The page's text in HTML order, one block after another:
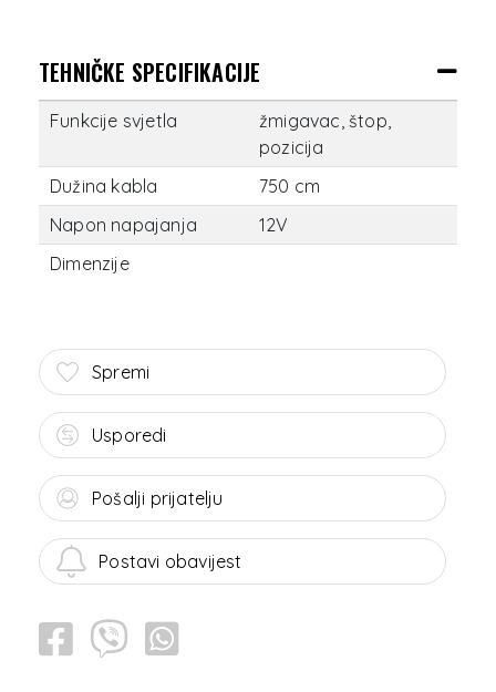
TEHNIČKE SPECIFIKACIJE
Funkcije svjetla
žmigavac, štop,
pozicija
Dužina kabla
750 cm
Napon napajanja
12V
Dimenzije
Spremi
Usporedi
Pošalji prijatelju
Postavi obavijest